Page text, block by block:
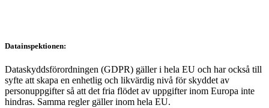
Datainspektionen:
Dataskyddsförordningen (GDPR) gäller i hela EU och har också till
syfte att skapa en enhetlig och likvärdig nivå för skyddet av
personuppgifter så att det fria flödet av uppgifter inom Europa inte
hindras. Samma regler gäller inom hela EU.